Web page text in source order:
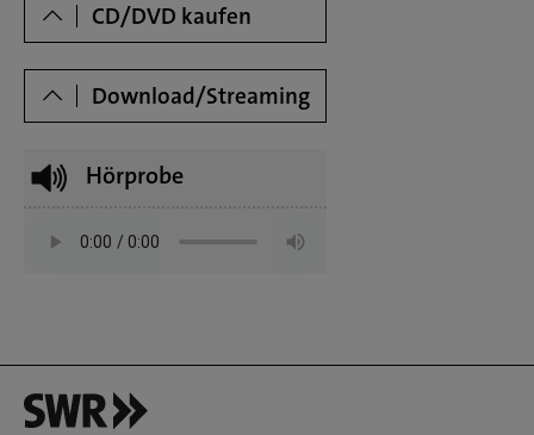
CD/DVD kaufen
Download/Streaming
Hörprobe